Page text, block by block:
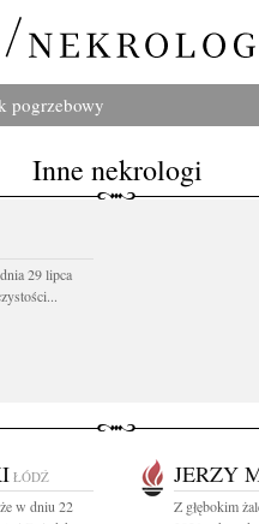
pogrzebowy
Inne nekrologi
29 lipca
ŁÓDŹ
w dniu 22
JERZY
Z głębokim